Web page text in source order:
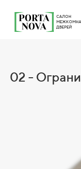
САЛОН
ДВЕРЕЙ
02 -